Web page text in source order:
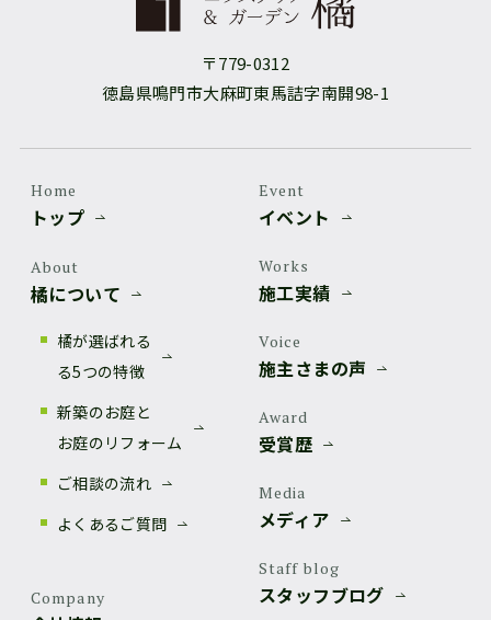
〒779-0312
徳島県鳴門市大麻町東馬詰字南開98-1
Home
トップ
About
橘について
橘が選ばれる
る5つの特徴
新築のお庭と
お庭のリフォーム
ご相談の流れ
よくあるご質問
Company
Event
イベント
Works
施工実績
Voice
施主さまの声
Award
受賞歴
Media
メディア
Staff blog
スタッフブログ